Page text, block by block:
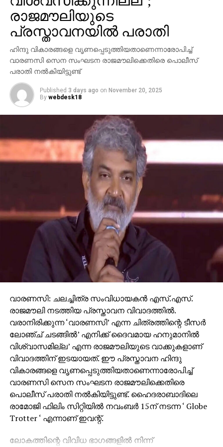
അറിയാമായിരുന്നുവെന്നും അദ്ദേഹം കൂട്ടിച്ചേര്‍ത്തു.
രാജമൗലിയുടെ
പ്രസ്താവനയില്‍ പരാതി
ഹിന്ദു വികാരങ്ങളെ വൃണപ്പെടുത്തിയതാണെന്നാരോപിച്ച്
വാരണസി സെന സംഘടന രാജമൗലിക്കെതിരെ പൊലീസ്
പരാതി നല്‍കിയിട്ടുണ്ട്
Published 3 days ago on November 20, 2025
By webdesk18
വാരണസി: ചലച്ചിത്ര സംവിധായകന്‍ എസ്.എസ്.
രാജമൗലി നടത്തിയ പ്രസ്താവന വിവാദത്തില്‍.
വരാനിരിക്കുന്ന ‘വാരണസി’ എന്ന ചിത്രത്തിന്റെ ടീസര്‍
ലോഞ്ച് ചടങ്ങില്‍’ എനിക്ക് ദൈവമായ ഹനുമാനില്‍
വിശ്വാസമില്ല’ എന്ന രാജമൗലിയുടെ വാക്കുകളാണ്
വിവാദത്തിന് ഇടയായത്. ഈ പ്രസ്താവന ഹിന്ദു
വികാരങ്ങളെ വൃണപ്പെടുത്തിയതാണെന്നാരോപിച്ച്
വാരണസി സെന സംഘടന രാജമൗലിക്കെതിരെ
പൊലീസ് പരാതി നല്‍കിയിട്ടുണ്ട്. ഹൈദരാബാദിലെ
രാമോജി ഫിലിം സിറ്റിയില്‍ നവംബര്‍ 15ന് നടന്ന ‘ Globe
Trotter ‘ എന്നാണ് ഇവന്റ്.
ലോകത്തിന്റെ വിവിധ ഭാഗങ്ങളില്‍ നിന്ന്